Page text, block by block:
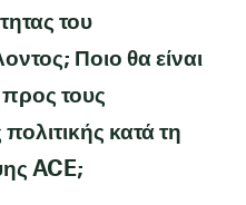
του
Ποιο θα είναι
τους
κατά τη
ACE;